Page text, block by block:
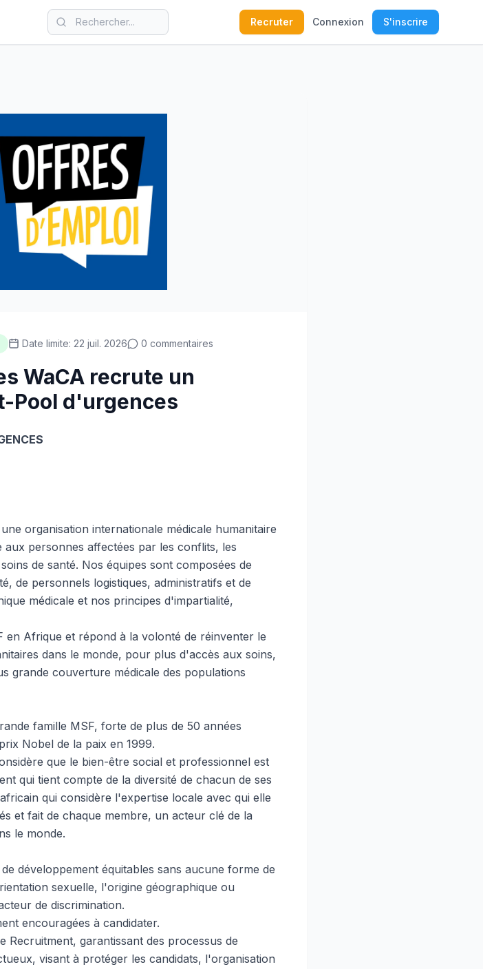
Recruter Connexion S'inscrire
Date limite: 22 juil. 2026 0 commentaires
WaCA recrute un
Pool d'urgences
organisation internationale médicale humanitaire
personnes affectées par les conflits, les
de santé. Nos équipes sont composées de
de personnels logistiques, administratifs et de
médicale et nos principes d'impartialité,
en Afrique et répond à la volonté de réinventer le
dans le monde, pour plus d'accès aux soins,
grande couverture médicale des populations
famille MSF, forte de plus de 50 années
Nobel de la paix en 1999.
que le bien-être social et professionnel est
qui tient compte de la diversité de chacun de ses
qui considère l'expertise locale avec qui elle
et fait de chaque membre, un acteur clé de la
le monde.
développement équitables sans aucune forme de
sexuelle, l'origine géographique ou
de discrimination.
encouragées à candidater.
Recruitment, garantissant des processus de
visant à protéger les candidats, l'organisation